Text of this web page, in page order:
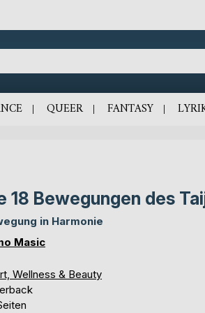
QUEER FANTASY
18 Bewegungen des
in Harmonie
Masic
Wellness & Beauty